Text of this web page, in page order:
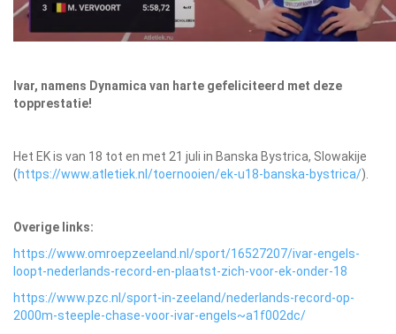
Ivar, namens Dynamica van harte gefeliciteerd met deze
topprestatie!
Het EK is van 18 tot en met 21 juli in Banska Bystrica, Slowakije
(https://www.atletiek.nl/toernooien/ek-u18-banska-bystrica/).
Overige links:
https://www.omroepzeeland.nl/sport/16527207/ivar-engels-
loopt-nederlands-record-en-plaatst-zich-voor-ek-onder-18
https://www.pzc.nl/sport-in-zeeland/nederlands-record-op-
2000m-steeple-chase-voor-ivar-engels~a1f002dc/